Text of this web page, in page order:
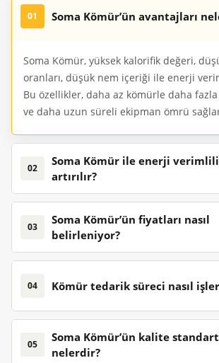
01 Soma Kömür’ün avantajları
Soma Kömür, yüksek kalorifik değeri,
oranları, düşük nem içeriği ile enerji
Bu özellikler, daha az kömürle daha
ve daha uzun süreli ekipman ömrü
02
Soma Kömür ile enerji
artırılır?
03
Soma Kömür’ün fiyatları nasıl
belirleniyor?
04 Kömür tedarik süreci nasıl
05
Soma Kömür’ün kalite
nelerdir?